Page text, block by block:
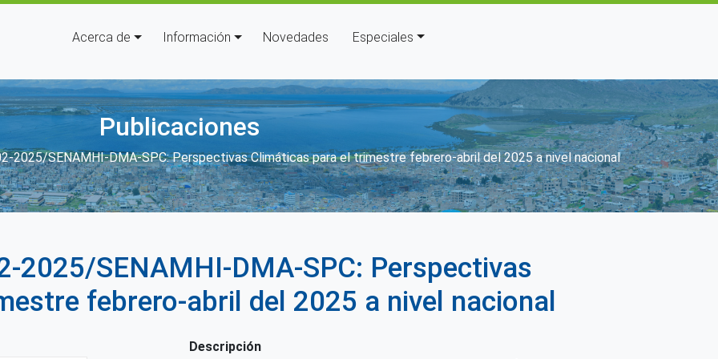
Navegación principal
Acerca de Información Novedades Especiales
Publicaciones
ayuda a la navegación
2025/SENAMHI-DMA-SPC: Perspectivas Climáticas para el trimestre febrero-abril del 2025 a nivel nacional
2025/SENAMHI-DMA-SPC: Perspectivas
febrero-abril del 2025 a nivel nacional
Descripción